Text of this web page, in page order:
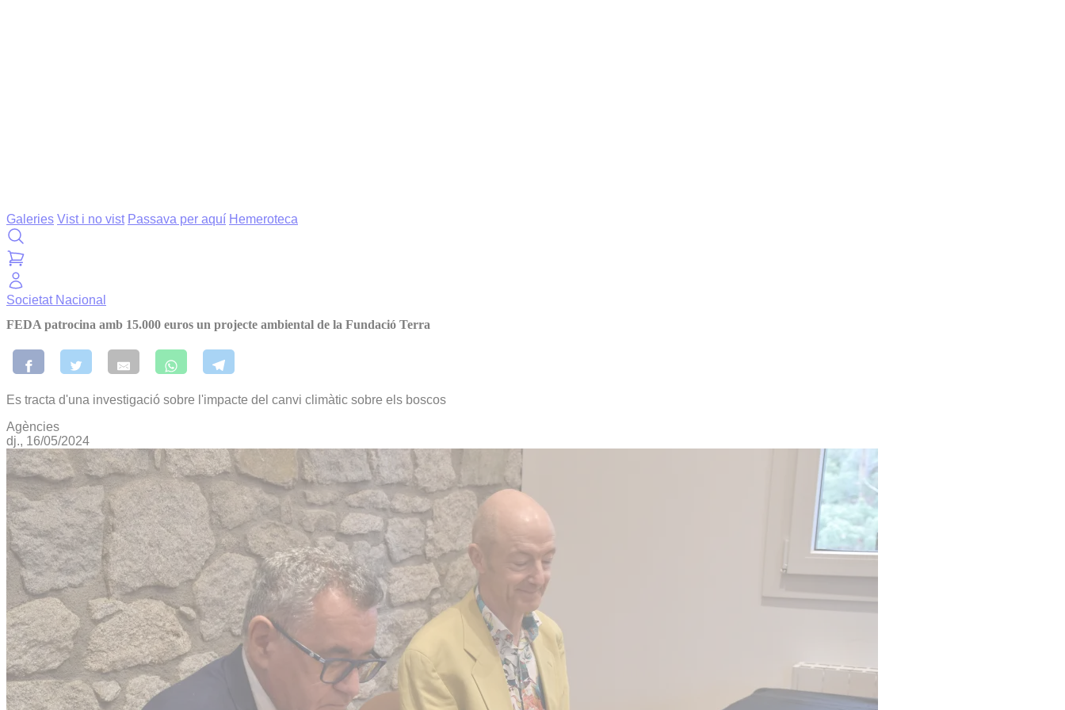
Galeries Vist i no vist Passava per aquí Hemeroteca
Societat Nacional
FEDA patrocina amb 15.000 euros un projecte ambiental de la Fundació Terra
Es tracta d'una investigació sobre l'impacte del canvi climàtic sobre els boscos
Agències
dj., 16/05/2024